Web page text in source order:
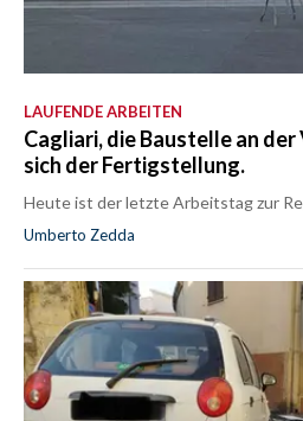
LAUFENDE ARBEITEN
Cagliari, die Baustelle an
sich der Fertigstellung.
Heute ist der letzte Arbeitstag zur
Umberto Zedda